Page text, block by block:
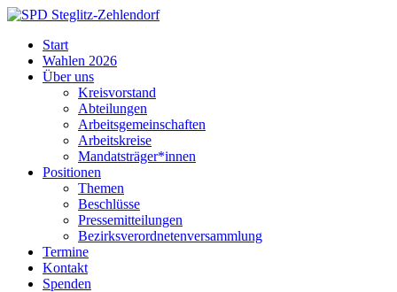
Skip
content
Steglitz-
Zehlendorf
Start
Wahlen 2026
Über uns
Kreisvorstand
Abteilungen
Arbeitsgemeinschaften
Arbeitskreise
Mandatsträger*innen
Positionen
Themen
Beschlüsse
Pressemitteilungen
Bezirksverordnetenversammlung
Termine
Kontakt
Spenden